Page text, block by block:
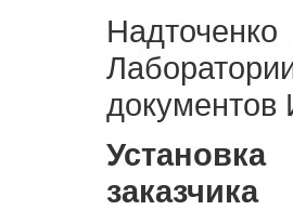
документов
заказчика